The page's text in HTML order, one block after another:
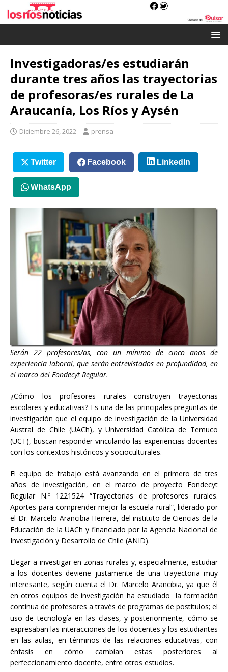
Investigadoras/es estudiarán
durante tres años las trayectorias
de profesoras/es rurales de La
Araucanía, Los Ríos y Aysén
Diciembre 26, 2022 prensa
Twitter Facebook LinkedIn
WhatsApp
Serán 22 profesores/as, con un mínimo de cinco años de
experiencia laboral, que serán entrevistados en profundidad, en
el marco del Fondecyt Regular.
¿Cómo los profesores rurales construyen trayectorias
escolares y educativas? Es una de las principales preguntas de
investigación que el equipo de investigación de la Universidad
Austral de Chile (UACh), y Universidad Católica de Temuco
(UCT), buscan responder vinculando las experiencias docentes
con los contextos históricos y socioculturales.
El equipo de trabajo está avanzando en el primero de tres
años de investigación, en el marco de proyecto Fondecyt
Regular N.º 1221524 “Trayectorias de profesores rurales.
Aportes para comprender mejor la escuela rural”, liderado por
el Dr. Marcelo Arancibia Herrera, del instituto de Ciencias de la
Educación de la UACh y financiado por la Agencia Nacional de
Investigación y Desarrollo de Chile (ANID).
Llegar a investigar en zonas rurales y, especialmente, estudiar
a los docentes deviene justamente de una trayectoria muy
interesante, según cuenta el Dr. Marcelo Arancibia, ya que él
en otros equipos de investigación ha estudiado la formación
continua de profesores a través de programas de postítulos; el
uso de tecnología en las clases, y posteriormente, cómo se
expresaban las interacciones de los docentes y los estudiantes
en las aulas, en términos de las relaciones educativas, con
énfasis en cómo cambian estas posteriores al
perfeccionamiento docente, entre otros estudios.